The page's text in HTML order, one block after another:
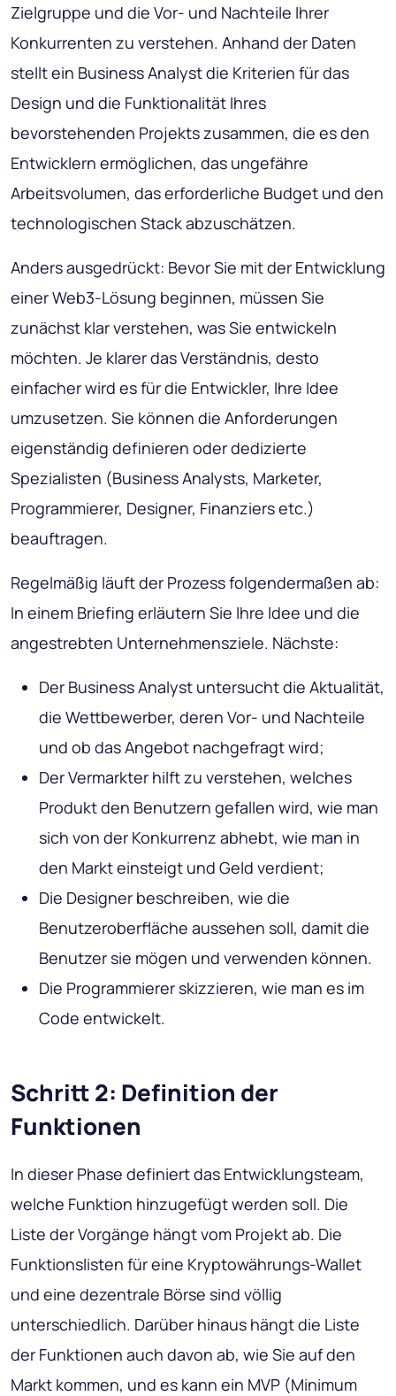
Zielgruppe und die Vor- und Nachteile Ihrer
Konkurrenten zu verstehen. Anhand der Daten
stellt ein Business Analyst die Kriterien für das
Design und die Funktionalität Ihres
bevorstehenden Projekts zusammen, die es den
Entwicklern ermöglichen, das ungefähre
Arbeitsvolumen, das erforderliche Budget und den
technologischen Stack abzuschätzen.
Anders ausgedrückt: Bevor Sie mit der Entwicklung
einer Web3-Lösung beginnen, müssen Sie
zunächst klar verstehen, was Sie entwickeln
möchten. Je klarer das Verständnis, desto
einfacher wird es für die Entwickler, Ihre Idee
umzusetzen. Sie können die Anforderungen
eigenständig definieren oder dedizierte
Spezialisten (Business Analysts, Marketer,
Programmierer, Designer, Finanziers etc.)
beauftragen.
Regelmäßig läuft der Prozess folgendermaßen ab:
In einem Briefing erläutern Sie Ihre Idee und die
angestrebten Unternehmensziele. Nächste:
Der Business Analyst untersucht die Aktualität,
die Wettbewerber, deren Vor- und Nachteile
und ob das Angebot nachgefragt wird;
Der Vermarkter hilft zu verstehen, welches
Produkt den Benutzern gefallen wird, wie man
sich von der Konkurrenz abhebt, wie man in
den Markt einsteigt und Geld verdient;
Die Designer beschreiben, wie die
Benutzeroberfläche aussehen soll, damit die
Benutzer sie mögen und verwenden können.
Die Programmierer skizzieren, wie man es im
Code entwickelt.
Schritt 2: Definition der
Funktionen
In dieser Phase definiert das Entwicklungsteam,
welche Funktion hinzugefügt werden soll. Die
Liste der Vorgänge hängt vom Projekt ab. Die
Funktionslisten für eine Kryptowährungs-Wallet
und eine dezentrale Börse sind völlig
unterschiedlich. Darüber hinaus hängt die Liste
der Funktionen auch davon ab, wie Sie auf den
Markt kommen, und es kann ein MVP (Minimum